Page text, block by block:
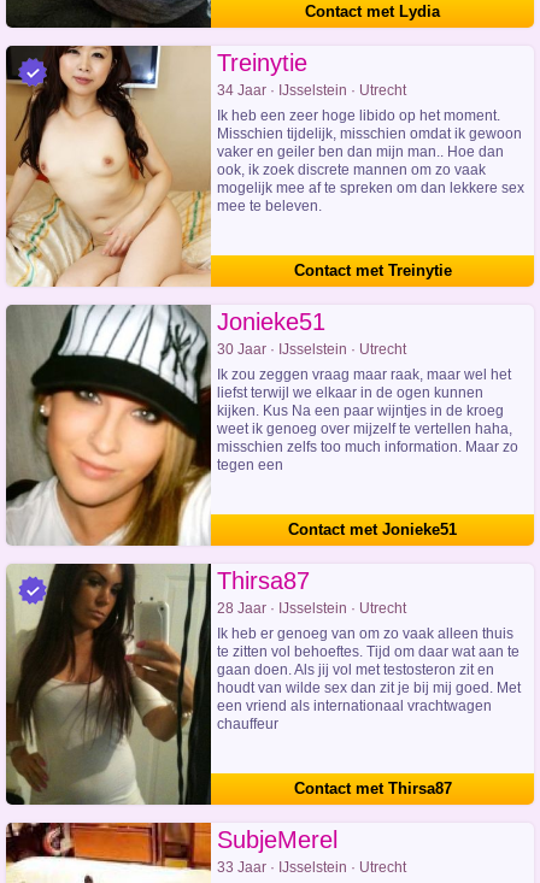
Contact met Lydia
Treinytie
34 Jaar · IJsselstein · Utrecht
Ik heb een zeer hoge libido op het moment.
Misschien tijdelijk, misschien omdat ik gewoon
vaker en geiler ben dan mijn man.. Hoe dan
ook, ik zoek discrete mannen om zo vaak
mogelijk mee af te spreken om dan lekkere sex
mee te beleven.
Contact met Treinytie
Jonieke51
30 Jaar · IJsselstein · Utrecht
Ik zou zeggen vraag maar raak, maar wel het
liefst terwijl we elkaar in de ogen kunnen
kijken. Kus Na een paar wijntjes in de kroeg
weet ik genoeg over mijzelf te vertellen haha,
misschien zelfs too much information. Maar zo
tegen een
Contact met Jonieke51
Thirsa87
28 Jaar · IJsselstein · Utrecht
Ik heb er genoeg van om zo vaak alleen thuis
te zitten vol behoeftes. Tijd om daar wat aan te
gaan doen. Als jij vol met testosteron zit en
houdt van wilde sex dan zit je bij mij goed. Met
een vriend als internationaal vrachtwagen
chauffeur
Contact met Thirsa87
SubjeMerel
33 Jaar · IJsselstein · Utrecht